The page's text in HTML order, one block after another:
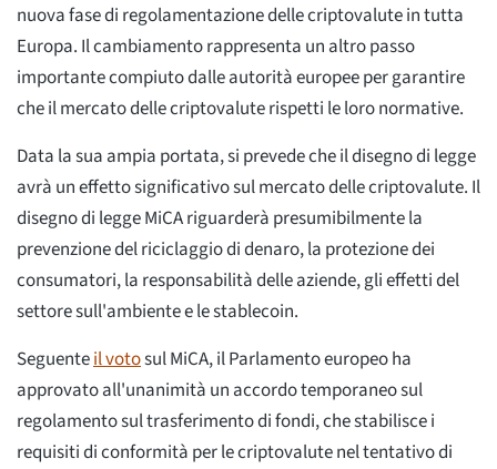
nuova fase di regolamentazione delle criptovalute in tutta
Europa. Il cambiamento rappresenta un altro passo
importante compiuto dalle autorità europee per garantire
che il mercato delle criptovalute rispetti le loro normative.
Data la sua ampia portata, si prevede che il disegno di legge
avrà un effetto significativo sul mercato delle criptovalute. Il
disegno di legge MiCA riguarderà presumibilmente la
prevenzione del riciclaggio di denaro, la protezione dei
consumatori, la responsabilità delle aziende, gli effetti del
settore sull'ambiente e le stablecoin.
Seguenteil votosul MiCA, il Parlamento europeo ha
approvato all'unanimità un accordo temporaneo sul
regolamento sul trasferimento di fondi, che stabilisce i
requisiti di conformità per le criptovalute nel tentativo di